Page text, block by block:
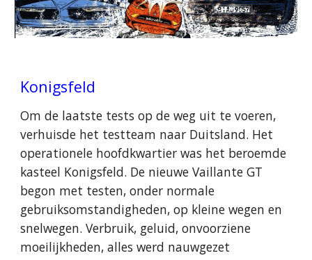
Konigsfeld
Om de laatste tests op de weg uit te voeren,
verhuisde het testteam naar Duitsland. Het
operationele hoofdkwartier was het beroemde
kasteel Konigsfeld. De nieuwe Vaillante GT
begon met testen, onder normale
gebruiksomstandigheden, op kleine wegen en
snelwegen. Verbruik, geluid, onvoorziene
moeilijkheden, alles werd nauwgezet